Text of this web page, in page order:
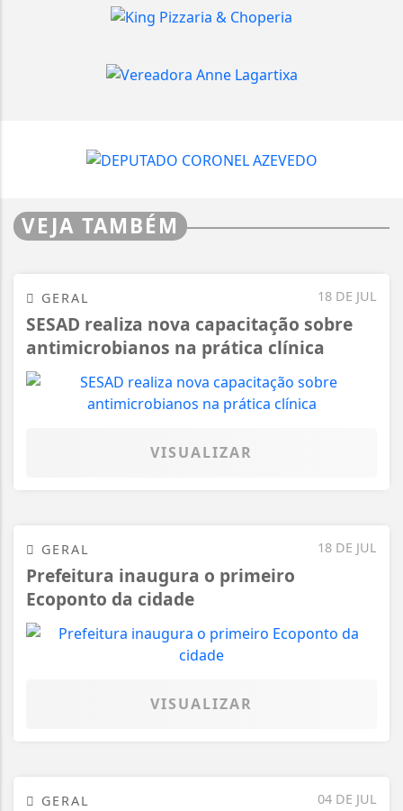
VEJA TAMBÉM
18 DE JUL
GERAL
SESAD realiza nova capacitação sobre
antimicrobianos na prática clínica
VISUALIZAR
18 DE JUL
GERAL
Prefeitura inaugura o primeiro
Ecoponto da cidade
VISUALIZAR
04 DE JUL
GERAL